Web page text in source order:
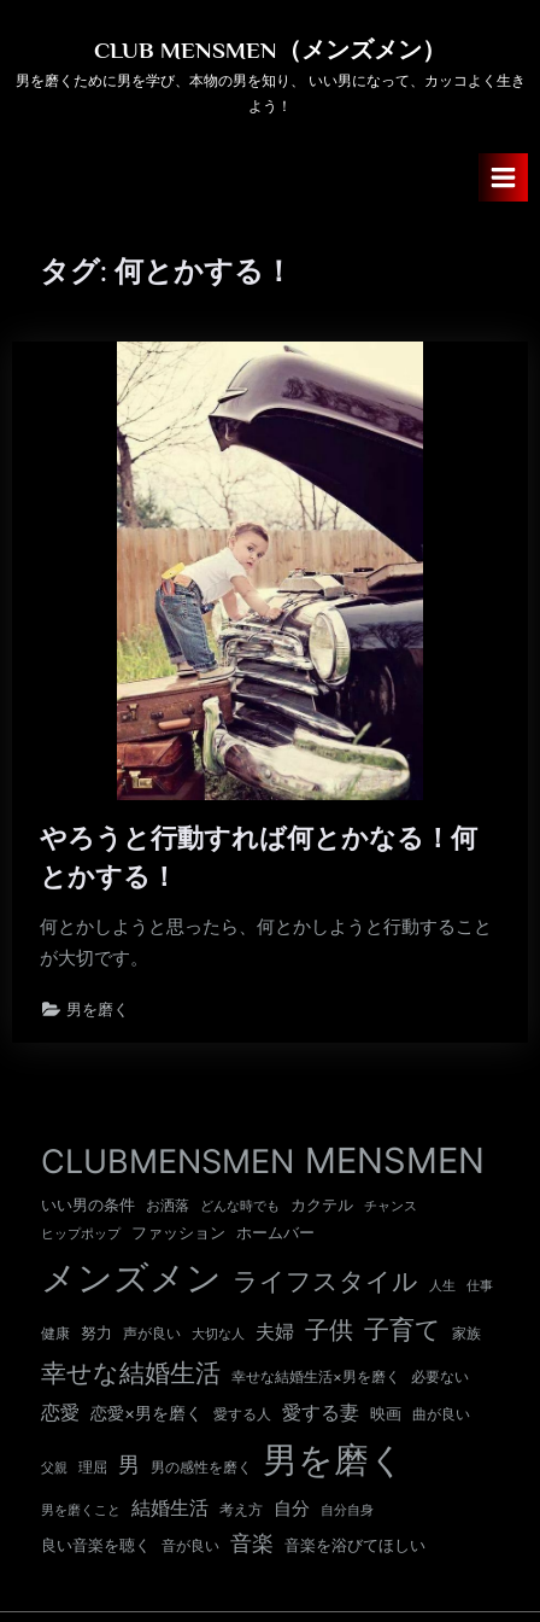
content
CLUB MENSMEN（メンズメン）
男を磨くために男を学び、本物の男を知り、 いい男になって、カッコよく生き
よう！
タグ:何とかする！
やろうと行動すれば何とかなる！何
とかする！
何とかしようと思ったら、何とかしようと行動すること
が大切です。
男を磨く
CLUBMENSMEN MENSMEN
いい男の条件 お洒落 どんな時でも カクテル チャンス
ヒップポップ ファッション ホームバー
メンズメン ライフスタイル 人生 仕事
健康 努力 声が良い 大切な人 夫婦 子供 子育て 家族
幸せな結婚生活 幸せな結婚生活×男を磨く 必要ない
恋愛 恋愛×男を磨く 愛する人 愛する妻 映画 曲が良い
父親 理屈 男 男の感性を磨く 男を磨く
男を磨くこと 結婚生活 考え方 自分 自分自身
良い音楽を聴く 音が良い 音楽 音楽を浴びてほしい